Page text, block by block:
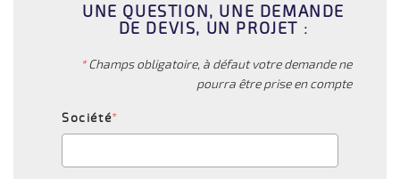
UNE QUESTION, UNE DEMANDE
DE DEVIS, UN PROJET :
*Champs obligatoire, à défaut votre demande ne
pourra être prise en compte
Société*